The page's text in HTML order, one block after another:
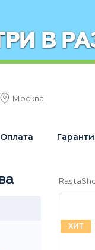
Москва
Оплата
ХИТ